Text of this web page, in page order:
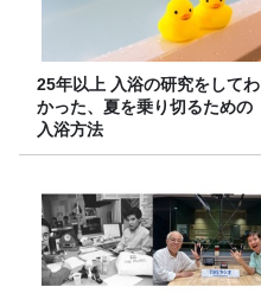
25年以上 入浴の研究をしてわ
かった、夏を乗り切るための
入浴方法